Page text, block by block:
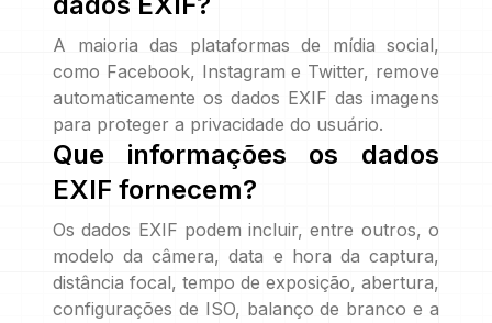
A maioria das plataformas de mídia social,
como Facebook, Instagram e Twitter, remove
automaticamente os dados EXIF das imagens
para proteger a privacidade do usuário.
Que informações os dados
EXIF fornecem?
Os dados EXIF podem incluir, entre outros, o
modelo da câmera, data e hora da captura,
distância focal, tempo de exposição, abertura,
configurações de ISO, balanço de branco e a